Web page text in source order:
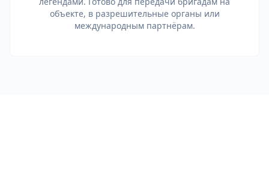
объекте, в разрешительные органы или
международным партнёрам.